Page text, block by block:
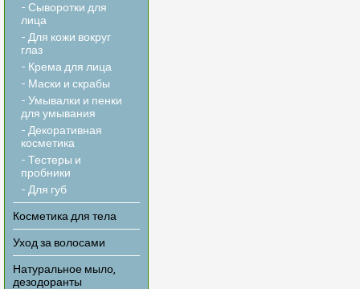
- Сыворотки для
лица
- Для кожи вокруг
глаз
- Крема для лица
- Маски и скрабы
- Умывалки и пенки
для умывания
- Декоративная
косметика
- Тестеры и
пробники
- Для губ
Косметика для тела
Уход за волосами
Натуральное мыло,
дезодоранты